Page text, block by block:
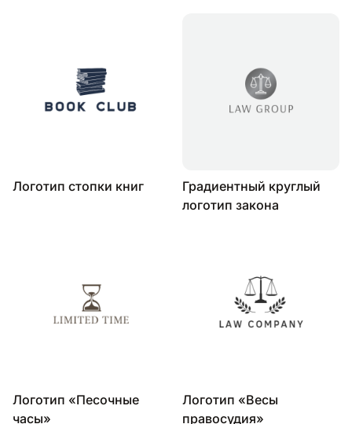
Логотип стопки книг
Градиентный круглый
логотип закона
Логотип «Песочные
часы»
Логотип «Весы
правосудия»